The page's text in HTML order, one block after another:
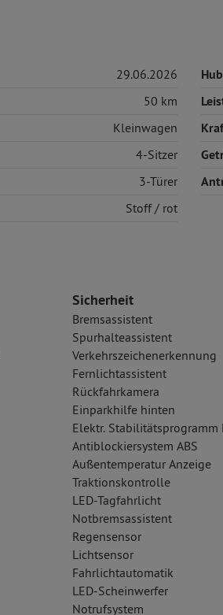
29.06.2026
50 km
Kleinwagen
4-Sitzer
3-Türer
Stoff/ rot
Sicherheit
Bremsassistent
Spurhalteassistent
Verkehrszeichenerkennung
Fernlichtassistent
Rückfahrkamera
Einparkhilfe hinten
Elektr. Stabilitätsprogramm
Antiblockiersystem ABS
Außentemperatur Anzeige
Traktionskontrolle
LED-Tagfahrlicht
Notbremsassistent
Regensensor
Lichtsensor
Fahrlichtautomatik
LED-Scheinwerfer
Notrufsystem